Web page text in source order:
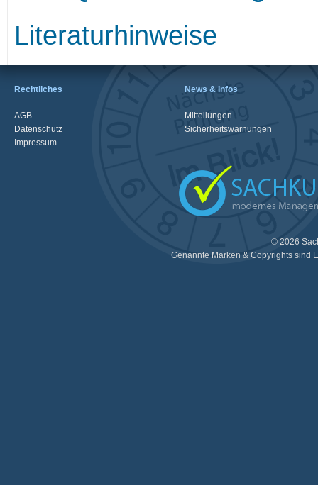
Literaturhinweise
Rechtliches
AGB
Datenschutz
Impressum
News & Infos
Mitteilungen
Sicherheitswarnungen
© 2026
Genannte Marken & Copyrights sind